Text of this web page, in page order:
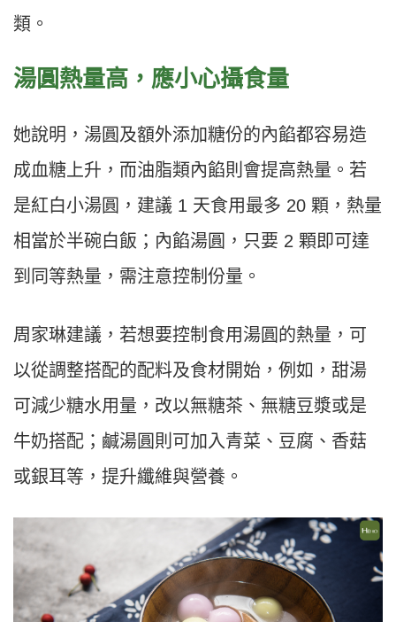
類。
湯圓熱量高，應小心攝食量
她說明，湯圓及額外添加糖份的內餡都容易造
成血糖上升，而油脂類內餡則會提高熱量。若
是紅白小湯圓，建議 1 天食用最多 20 顆，熱量
相當於半碗白飯；內餡湯圓，只要 2 顆即可達
到同等熱量，需注意控制份量。
周家琳建議，若想要控制食用湯圓的熱量，可
以從調整搭配的配料及食材開始，例如，甜湯
可減少糖水用量，改以無糖茶、無糖豆漿或是
牛奶搭配；鹹湯圓則可加入青菜、豆腐、香菇
或銀耳等，提升纖維與營養。